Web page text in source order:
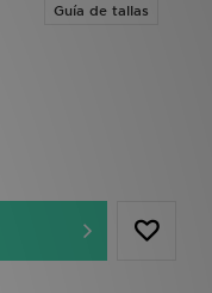
Guía de tallas